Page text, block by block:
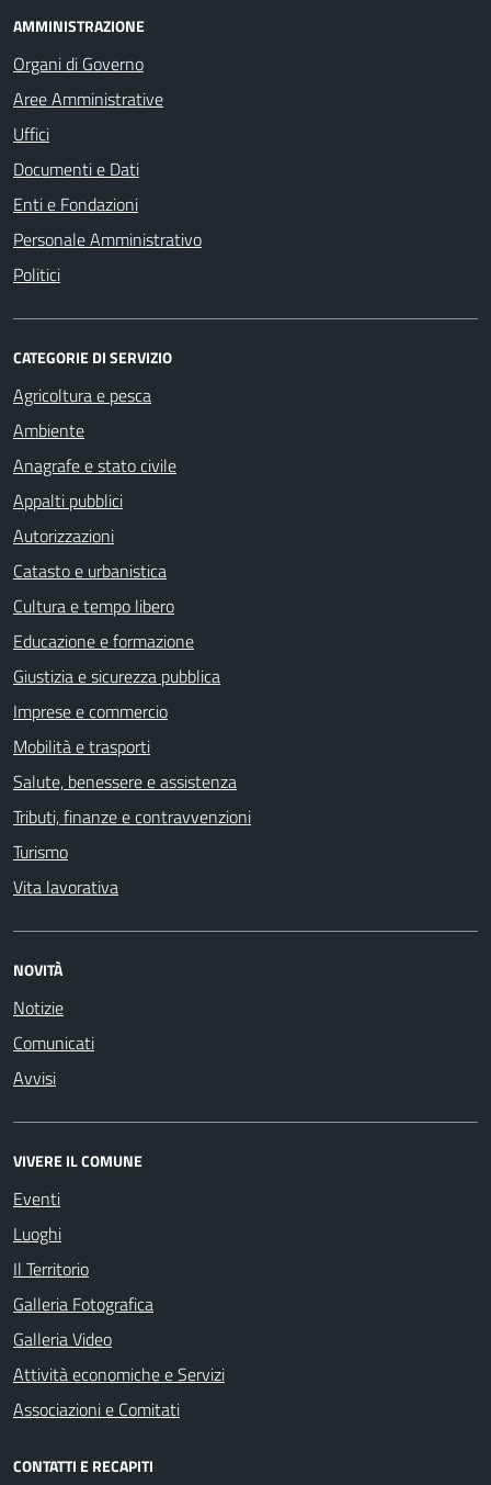
AMMINISTRAZIONE
Organi di Governo
Aree Amministrative
Uffici
Documenti e Dati
Enti e Fondazioni
Personale Amministrativo
Politici
CATEGORIE DI SERVIZIO
Agricoltura e pesca
Ambiente
Anagrafe e stato civile
Appalti pubblici
Autorizzazioni
Catasto e urbanistica
Cultura e tempo libero
Educazione e formazione
Giustizia e sicurezza pubblica
Imprese e commercio
Mobilità e trasporti
Salute, benessere e assistenza
Tributi, finanze e contravvenzioni
Turismo
Vita lavorativa
NOVITÀ
Notizie
Comunicati
Avvisi
VIVERE IL COMUNE
Eventi
Luoghi
Il Territorio
Galleria Fotografica
Galleria Video
Attività economiche e Servizi
Associazioni e Comitati
CONTATTI E RECAPITI